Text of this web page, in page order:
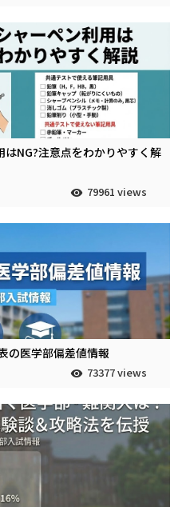
NG?注意点をわかりやすく解
79961 views
の医学部偏差値情報
73377 views